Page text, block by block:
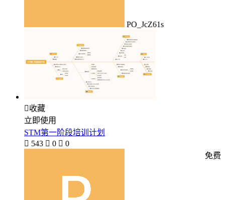
PO_JcZ61s
收藏
立即使用
STM第一阶段培训计划
 543  0  0
免费